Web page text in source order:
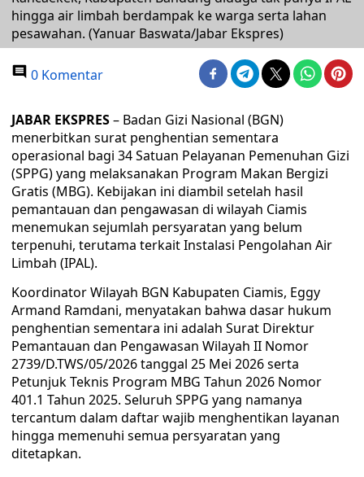
hingga air limbah berdampak ke warga serta lahan
pesawahan. (Yanuar Baswata/Jabar Ekspres)
0 Komentar
JABAR EKSPRES– Badan Gizi Nasional (BGN)
menerbitkan surat penghentian sementara
operasional bagi 34 Satuan Pelayanan Pemenuhan Gizi
(SPPG) yang melaksanakan Program Makan Bergizi
Gratis (MBG). Kebijakan ini diambil setelah hasil
pemantauan dan pengawasan di wilayah Ciamis
menemukan sejumlah persyaratan yang belum
terpenuhi, terutama terkait Instalasi Pengolahan Air
Limbah (IPAL).
Koordinator Wilayah BGN Kabupaten Ciamis, Eggy
Armand Ramdani, menyatakan bahwa dasar hukum
penghentian sementara ini adalah Surat Direktur
Pemantauan dan Pengawasan Wilayah II Nomor
2739/D.TWS/05/2026 tanggal 25 Mei 2026 serta
Petunjuk Teknis Program MBG Tahun 2026 Nomor
401.1 Tahun 2025. Seluruh SPPG yang namanya
tercantum dalam daftar wajib menghentikan layanan
hingga memenuhi semua persyaratan yang
ditetapkan.